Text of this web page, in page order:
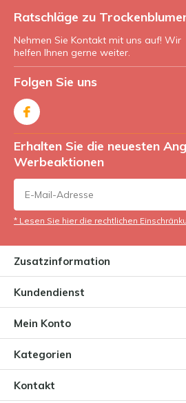
Ratschläge zu
Nehmen Sie Kontakt mit uns auf! Wir
helfen Ihnen gerne weiter.
Folgen Sie uns
Erhalten Sie die neuesten
Werbeaktionen
* Lesen Sie hier die rechtlichen
Zusatzinformation
Kundendienst
Mein Konto
Kategorien
Kontakt